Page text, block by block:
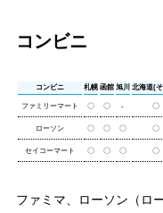
コンビニ
コンビニ 札幌 函館 旭川 北海道(
ファミリーマート 〇 〇 - 〇
ローソン 〇 〇 〇 〇
セイコーマート 〇 〇 〇 〇
ファミマ、ローソン（ロ